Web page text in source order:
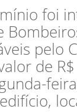
foi
pelo
de